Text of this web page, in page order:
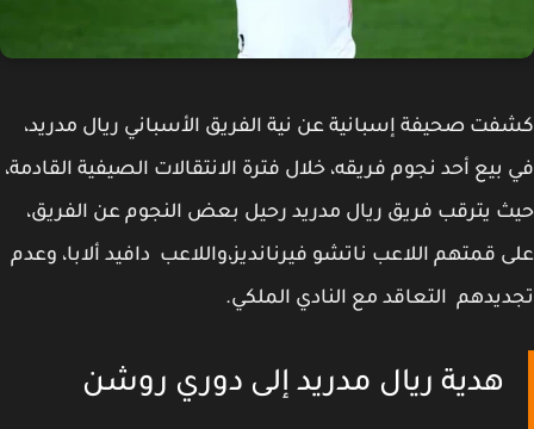
صحيفة إسبانية عن نية الفريق الأسباني ريال مدريد،
أحد نجوم فريقه، خلال فترة الانتقالات الصيفية القادمة،
يترقب فريق ريال مدريد رحيل بعض النجوم عن الفريق،
قمتهم اللاعب ناتشو فيرنانديز،واللاعب دافيد ألابا، وعدم
التعاقد مع النادي الملكي.
هدية ريال مدريد إلى دوري روشن